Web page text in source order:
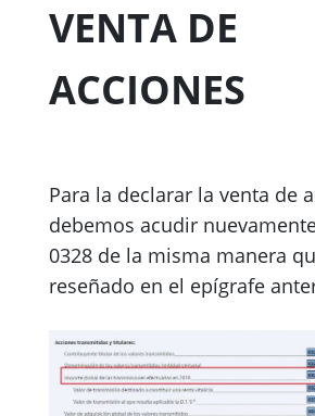
VENTA DE
ACCIONES
Para la declarar la venta de
debemos acudir
0328 de la misma manera
reseñado en el epígrafe